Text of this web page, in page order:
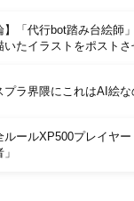
】「代行bot踏み台絵師
いたイラストをポストさ
プラ界隈にこれはAI絵
ルールXP500プレイヤ